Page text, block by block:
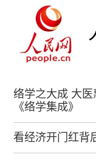
络学之大成 大
《络学集成》
看经济开门红背